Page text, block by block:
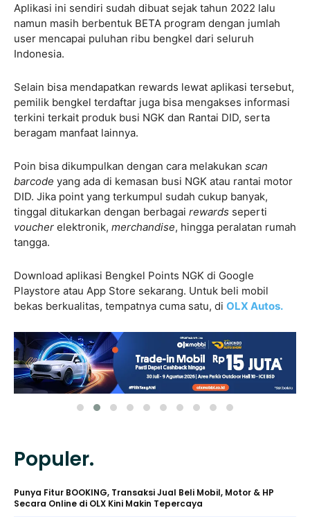
Aplikasi ini sendiri sudah dibuat sejak tahun 2022 lalu
namun masih berbentuk BETA program dengan jumlah
user mencapai puluhan ribu bengkel dari seluruh
Indonesia.
Selain bisa mendapatkan rewards lewat aplikasi tersebut,
pemilik bengkel terdaftar juga bisa mengakses informasi
terkini terkait produk busi NGK dan Rantai DID, serta
beragam manfaat lainnya.
Poin bisa dikumpulkan dengan cara melakukan scan
barcode yang ada di kemasan busi NGK atau rantai motor
DID. Jika point yang terkumpul sudah cukup banyak,
tinggal ditukarkan dengan berbagai rewards seperti
voucher elektronik, merchandise, hingga peralatan rumah
tangga.
Download aplikasi Bengkel Points NGK di Google
Playstore atau App Store sekarang. Untuk beli mobil
bekas berkualitas, tempatnya cuma satu, di OLX Autos.
Populer.
Punya Fitur BOOKING, Transaksi Jual Beli Mobil, Motor & HP
Secara Online di OLX Kini Makin Tepercaya